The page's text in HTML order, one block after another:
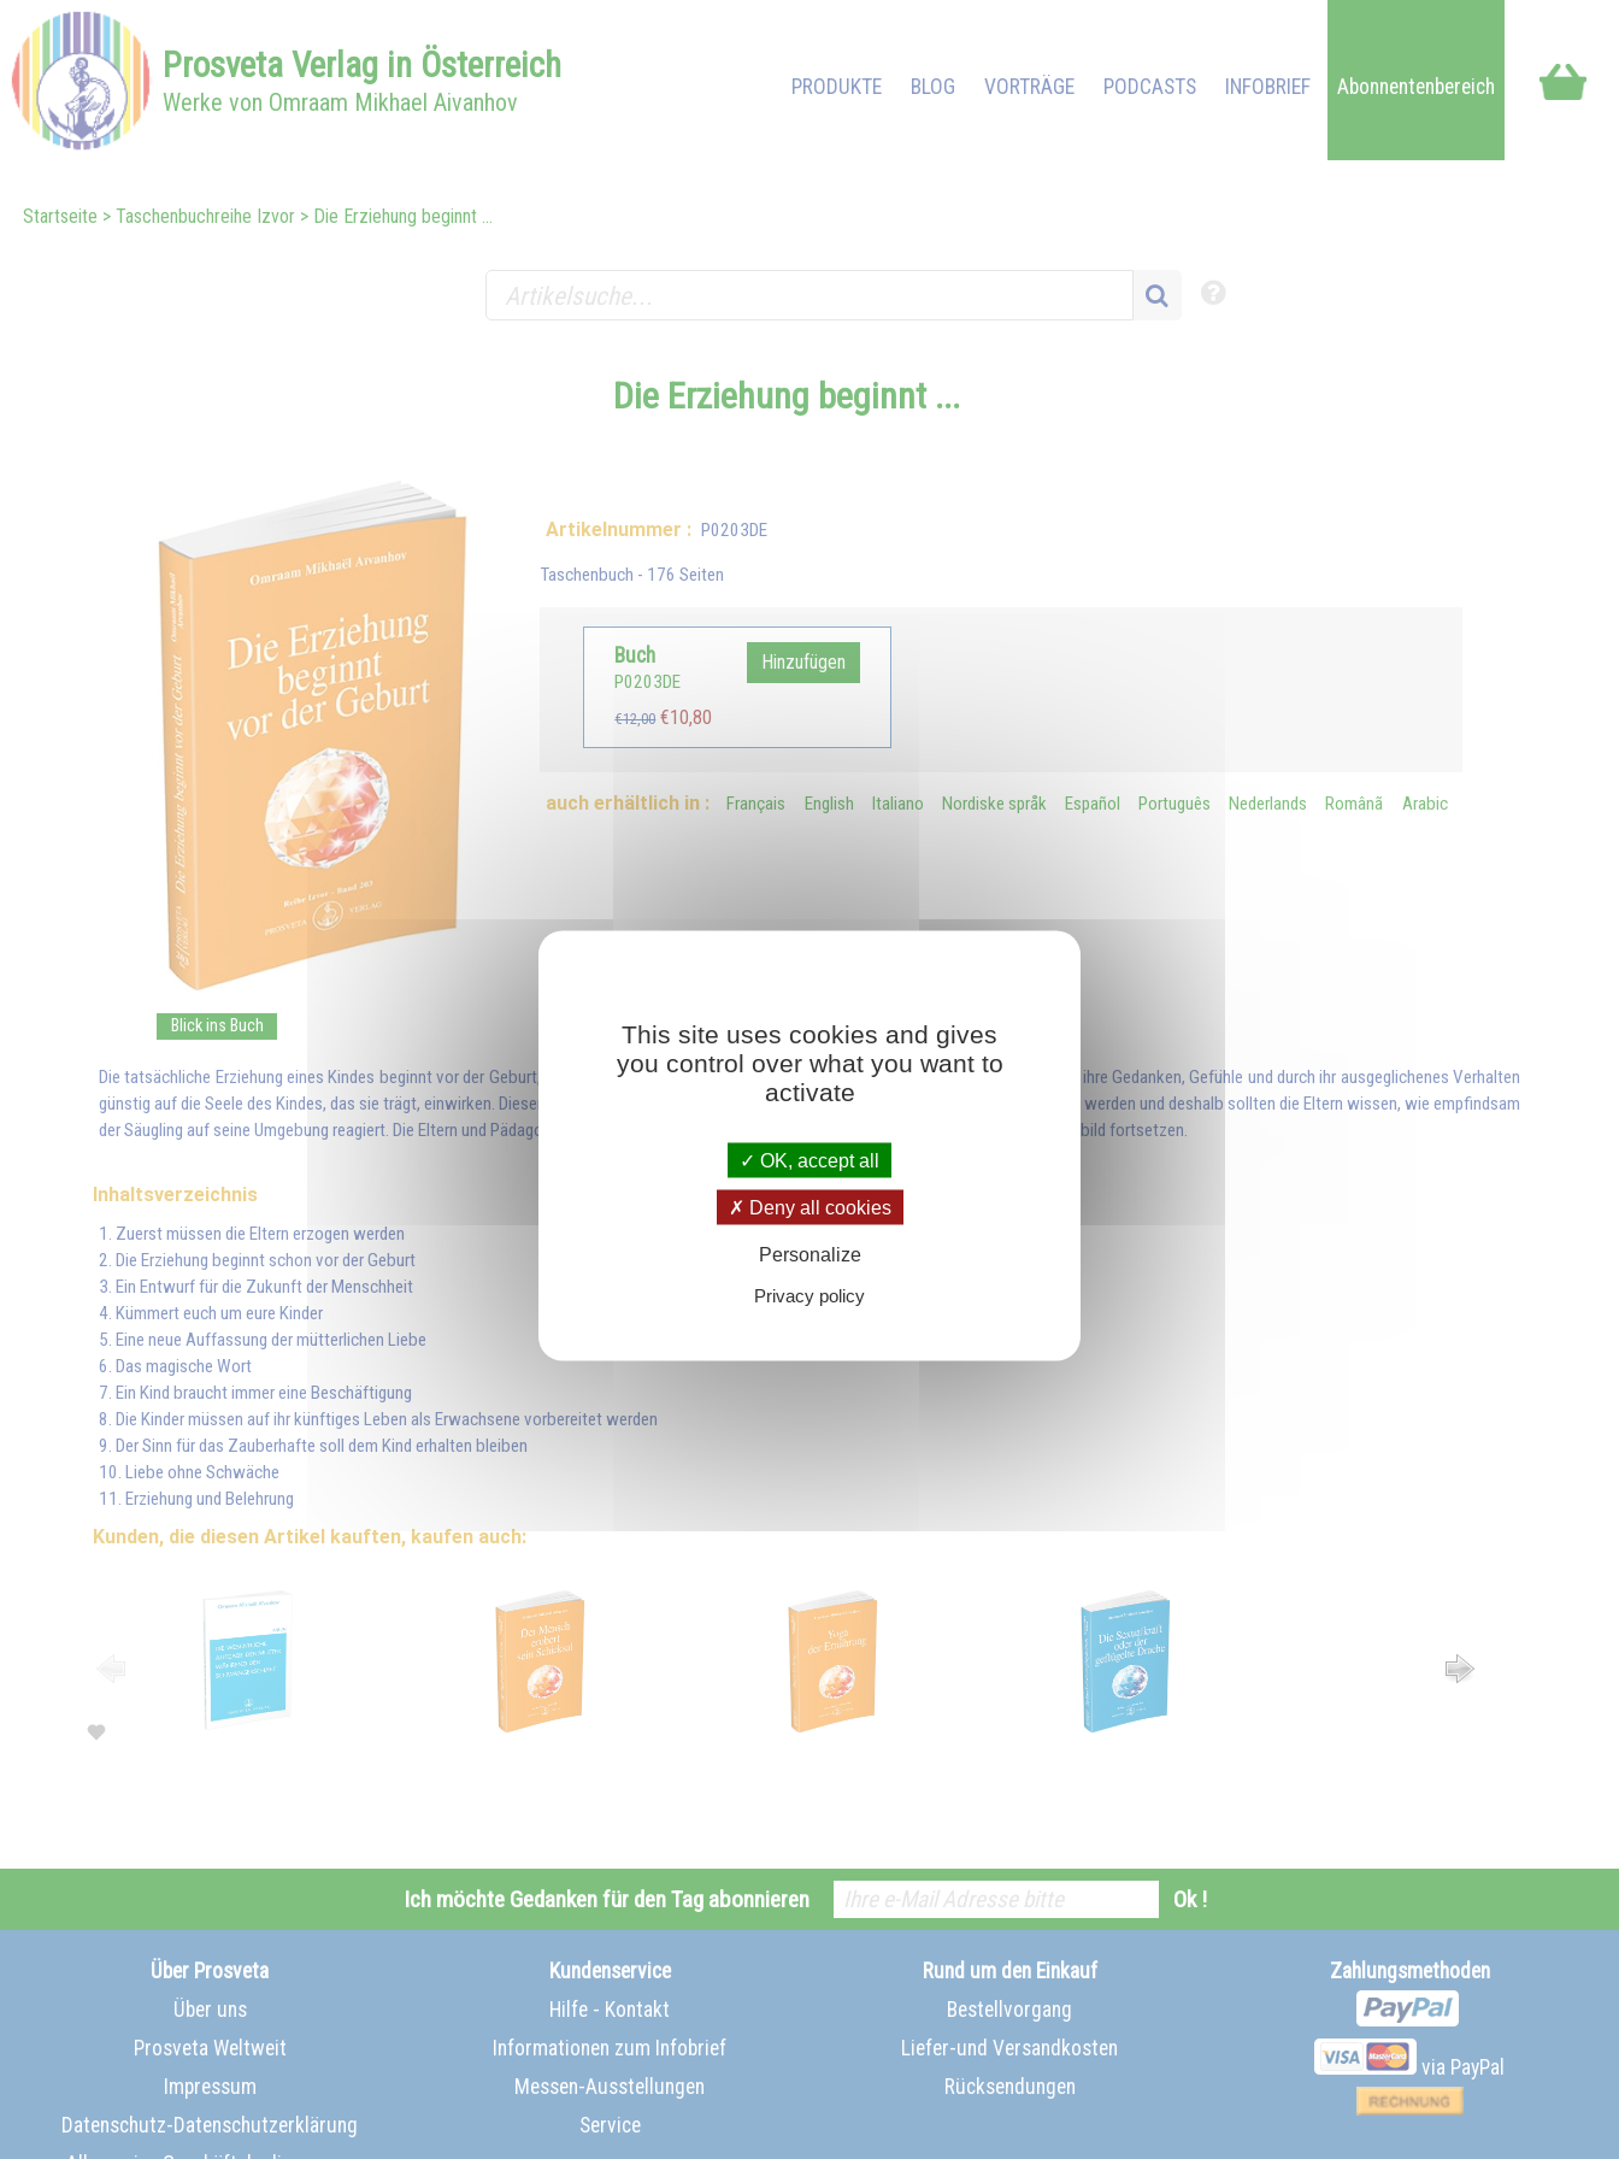
Prosveta Verlag in Österreich
Werke von Omraam Mikhael Aivanhov
PRODUKTE BLOG VORTRÄGE PODCASTS INFOBRIEF Abonnentenbereich
Startseite Taschenbuchreihe Izvor Die Erziehung beginnt ...
Die Erziehung beginnt ...
Blick ins Buch
Artikelnummer : P0203DE
Taschenbuch - 176 Seiten
Buch
P0203DE
€12,00€10,80
Hinzufügen
auch erhältlich in : Français English Italiano Nordiske språk Español Português Nederlands Românã Arabic
Die tatsächliche Erziehung eines Kindes beginnt vor der Geburt, weil sie sich zunächst im Unterbewusstsein vollzieht. Die Mutter kann durch ihre Gedanken, Gefühle und durch ihr ausgeglichenes Verhalten
günstig auf die Seele des Kindes, das sie trägt, einwirken. Dieser magische Einfluss soll auch nach der Geburt weiterhin auf das Kind ausgeübt werden und deshalb sollten die Eltern wissen, wie empfindsam
der Säugling auf seine Umgebung reagiert. Die Eltern und Pädagogen sollten schließlich ihre erzieherische Aufgabe durch ihr eigenes gutes Vorbild fortsetzen.
Inhaltsverzeichnis
1. Zuerst müssen die Eltern erzogen werden
2. Die Erziehung beginnt schon vor der Geburt
3. Ein Entwurf für die Zukunft der Menschheit
4. Kümmert euch um eure Kinder
5. Eine neue Auffassung der mütterlichen Liebe
6. Das magische Wort
7. Ein Kind braucht immer eine Beschäftigung
8. Die Kinder müssen auf ihr künftiges Leben als Erwachsene vorbereitet werden
9. Der Sinn für das Zauberhafte soll dem Kind erhalten bleiben
10. Liebe ohne Schwäche
11. Erziehung und Belehrung
Kunden, die diesen Artikel kauften, kaufen auch:
Ich möchte Gedanken für den Tag abonnieren Ok !
Über Prosveta
Über uns
Prosveta Weltweit
Impressum
Datenschutz-Datenschutzerklärung
Kundenservice
Hilfe - Kontakt
Informationen zum Infobrief
Messen-Ausstellungen
Service
Rund um den Einkauf
Bestellvorgang
Liefer-und Versandkosten
Rücksendungen
Zahlungsmethoden
via PayPal
This site uses cookies and gives
you control over what you want to
activate
OK, accept all
Deny all cookies
Personalize
Privacy policy